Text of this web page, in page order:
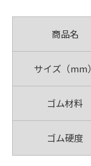
商品名
サイズ（mm）
ゴム材料
ゴム硬度